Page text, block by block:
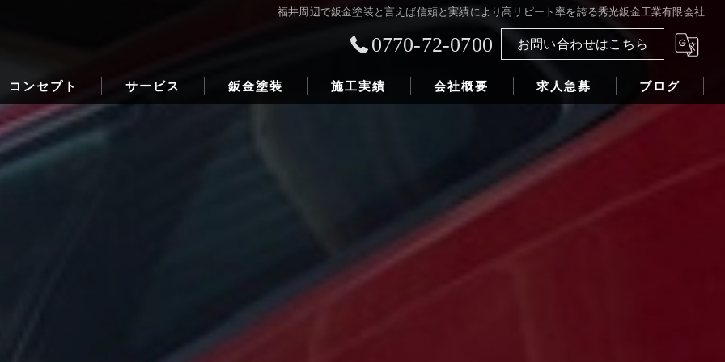
福井周辺で鈑金塗装と言えば信頼と実績により高リピート率を誇る秀光鈑金工業有限会社
0770-72-0700 お問い合わせはこちら
コンセプト サービス 鈑金塗装 施工実績 会社概要 求人急募 ブログ